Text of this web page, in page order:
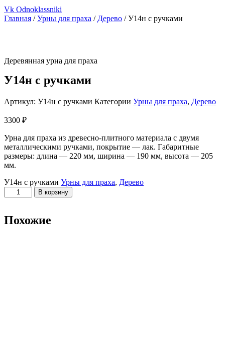
Vk Odnoklassniki
Главная /Урны для праха / Дерево / У14н с ручками
Деревянная урна для праха
У14н с ручками
Артикул: У14н с ручками Категории Урны для праха, Дерево
3300 ₽
Урна для праха из древесно-плитного материала с двумя
металлическими ручками, покрытие — лак. Габаритные
размеры: длина — 220 мм, ширина — 190 мм, высота — 205
мм.
У14н с ручками Урны для праха, Дерево
Количество
товара
с
ручками
В корзину
Похожие